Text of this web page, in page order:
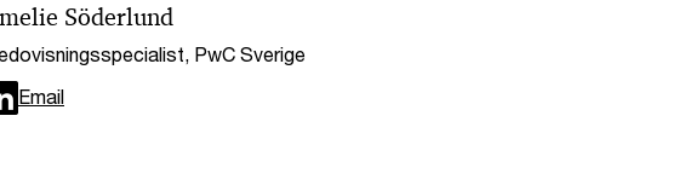
Söderlund
PwC Sverige
Email